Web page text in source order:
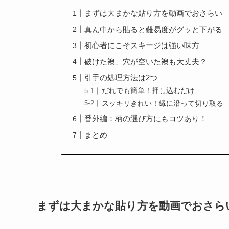
まずは大まかな貼り方を動画でおさらい
真ん中から貼ると難易度がグッと下がる
初心者にこそスキージは強い味方
破けた襖、穴が空いた襖も大丈夫？
引手の処理方法は2つ
だれでも簡単！押し込むだけ
スッキリきれい！縁に沿って切り取る
番外編：柄の選び方にもコツあり！
まとめ
まずは大まかな貼り方を動画でおさら